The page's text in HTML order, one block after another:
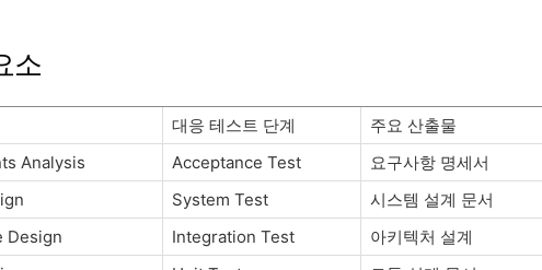
소
대응 테스트 단계
주요 산출물
Analysis
Acceptance Test
요구사항 명세서
System Test
시스템 설계 문서
Design
Integration Test
아키텍처 설계